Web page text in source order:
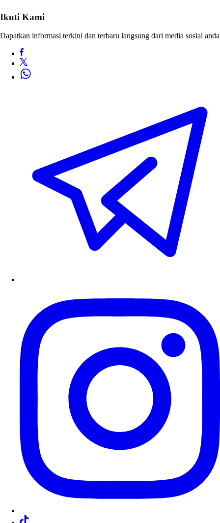
Ikuti Kami
Dapatkan informasi terkini dan terbaru langsung dari media sosial anda